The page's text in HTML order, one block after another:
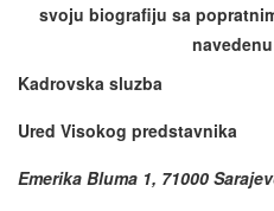
svoju biografiju sa
Kadrovska sluzba
Ured Visokog predstavnika
Emerika Bluma 1, 71000